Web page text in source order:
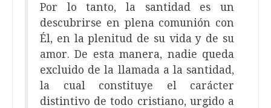
Por lo tanto, la santidad es un
descubrirse en plena comunión con
Él, en la plenitud de su vida y de su
amor. De esta manera, nadie queda
excluido de la llamada a la santidad,
la cual constituye el carácter
distintivo de todo cristiano, urgido a